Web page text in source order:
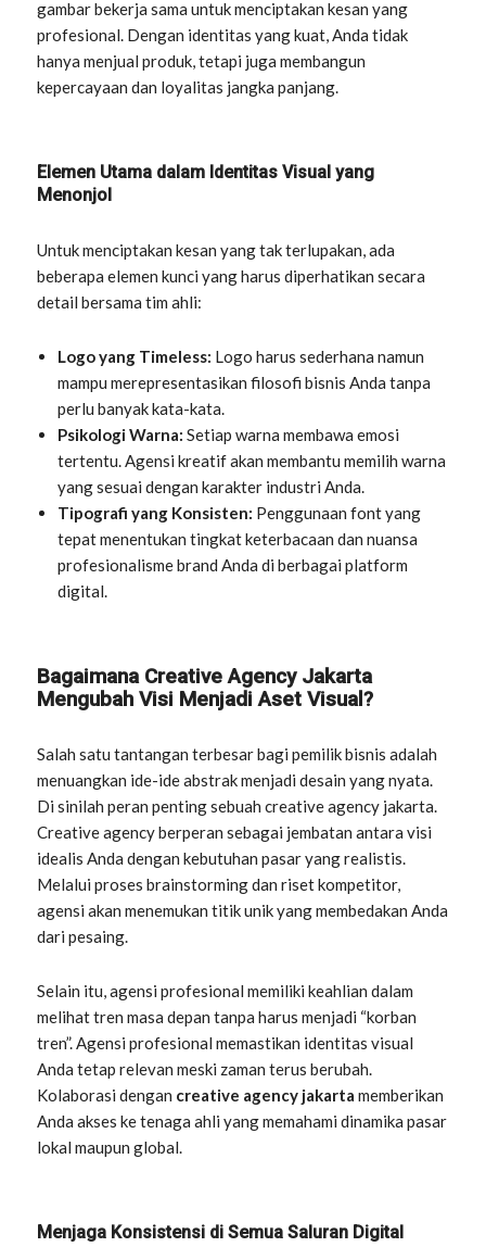
gambar bekerja sama untuk menciptakan kesan yang
profesional. Dengan identitas yang kuat, Anda tidak
hanya menjual produk, tetapi juga membangun
kepercayaan dan loyalitas jangka panjang.
Elemen Utama dalam Identitas Visual yang
Menonjol
Untuk menciptakan kesan yang tak terlupakan, ada
beberapa elemen kunci yang harus diperhatikan secara
detail bersama tim ahli:
Logo yang Timeless: Logo harus sederhana namun
mampu merepresentasikan filosofi bisnis Anda tanpa
perlu banyak kata-kata.
Psikologi Warna: Setiap warna membawa emosi
tertentu. Agensi kreatif akan membantu memilih warna
yang sesuai dengan karakter industri Anda.
Tipografi yang Konsisten: Penggunaan font yang
tepat menentukan tingkat keterbacaan dan nuansa
profesionalisme brand Anda di berbagai platform
digital.
Bagaimana Creative Agency Jakarta
Mengubah Visi Menjadi Aset Visual?
Salah satu tantangan terbesar bagi pemilik bisnis adalah
menuangkan ide-ide abstrak menjadi desain yang nyata.
Di sinilah peran penting sebuah creative agency jakarta.
Creative agency berperan sebagai jembatan antara visi
idealis Anda dengan kebutuhan pasar yang realistis.
Melalui proses brainstorming dan riset kompetitor,
agensi akan menemukan titik unik yang membedakan Anda
dari pesaing.
Selain itu, agensi profesional memiliki keahlian dalam
melihat tren masa depan tanpa harus menjadi “korban
tren”. Agensi profesional memastikan identitas visual
Anda tetap relevan meski zaman terus berubah.
Kolaborasi dengan creative agency jakarta memberikan
Anda akses ke tenaga ahli yang memahami dinamika pasar
lokal maupun global.
Menjaga Konsistensi di Semua Saluran Digital